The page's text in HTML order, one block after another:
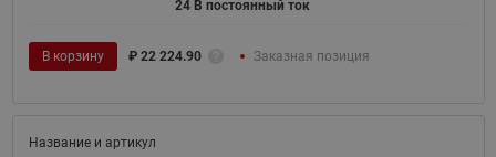
24 В постоянный ток
В корзину ₽ 22 224.90 Заказная позиция